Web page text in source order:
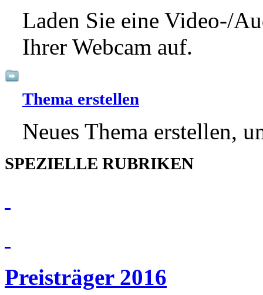
Laden Sie eine Video-/
Ihrer Webcam auf.
Thema erstellen
Neues Thema erstellen,
SPEZIELLE RUBRIKEN
Preisträger 2016